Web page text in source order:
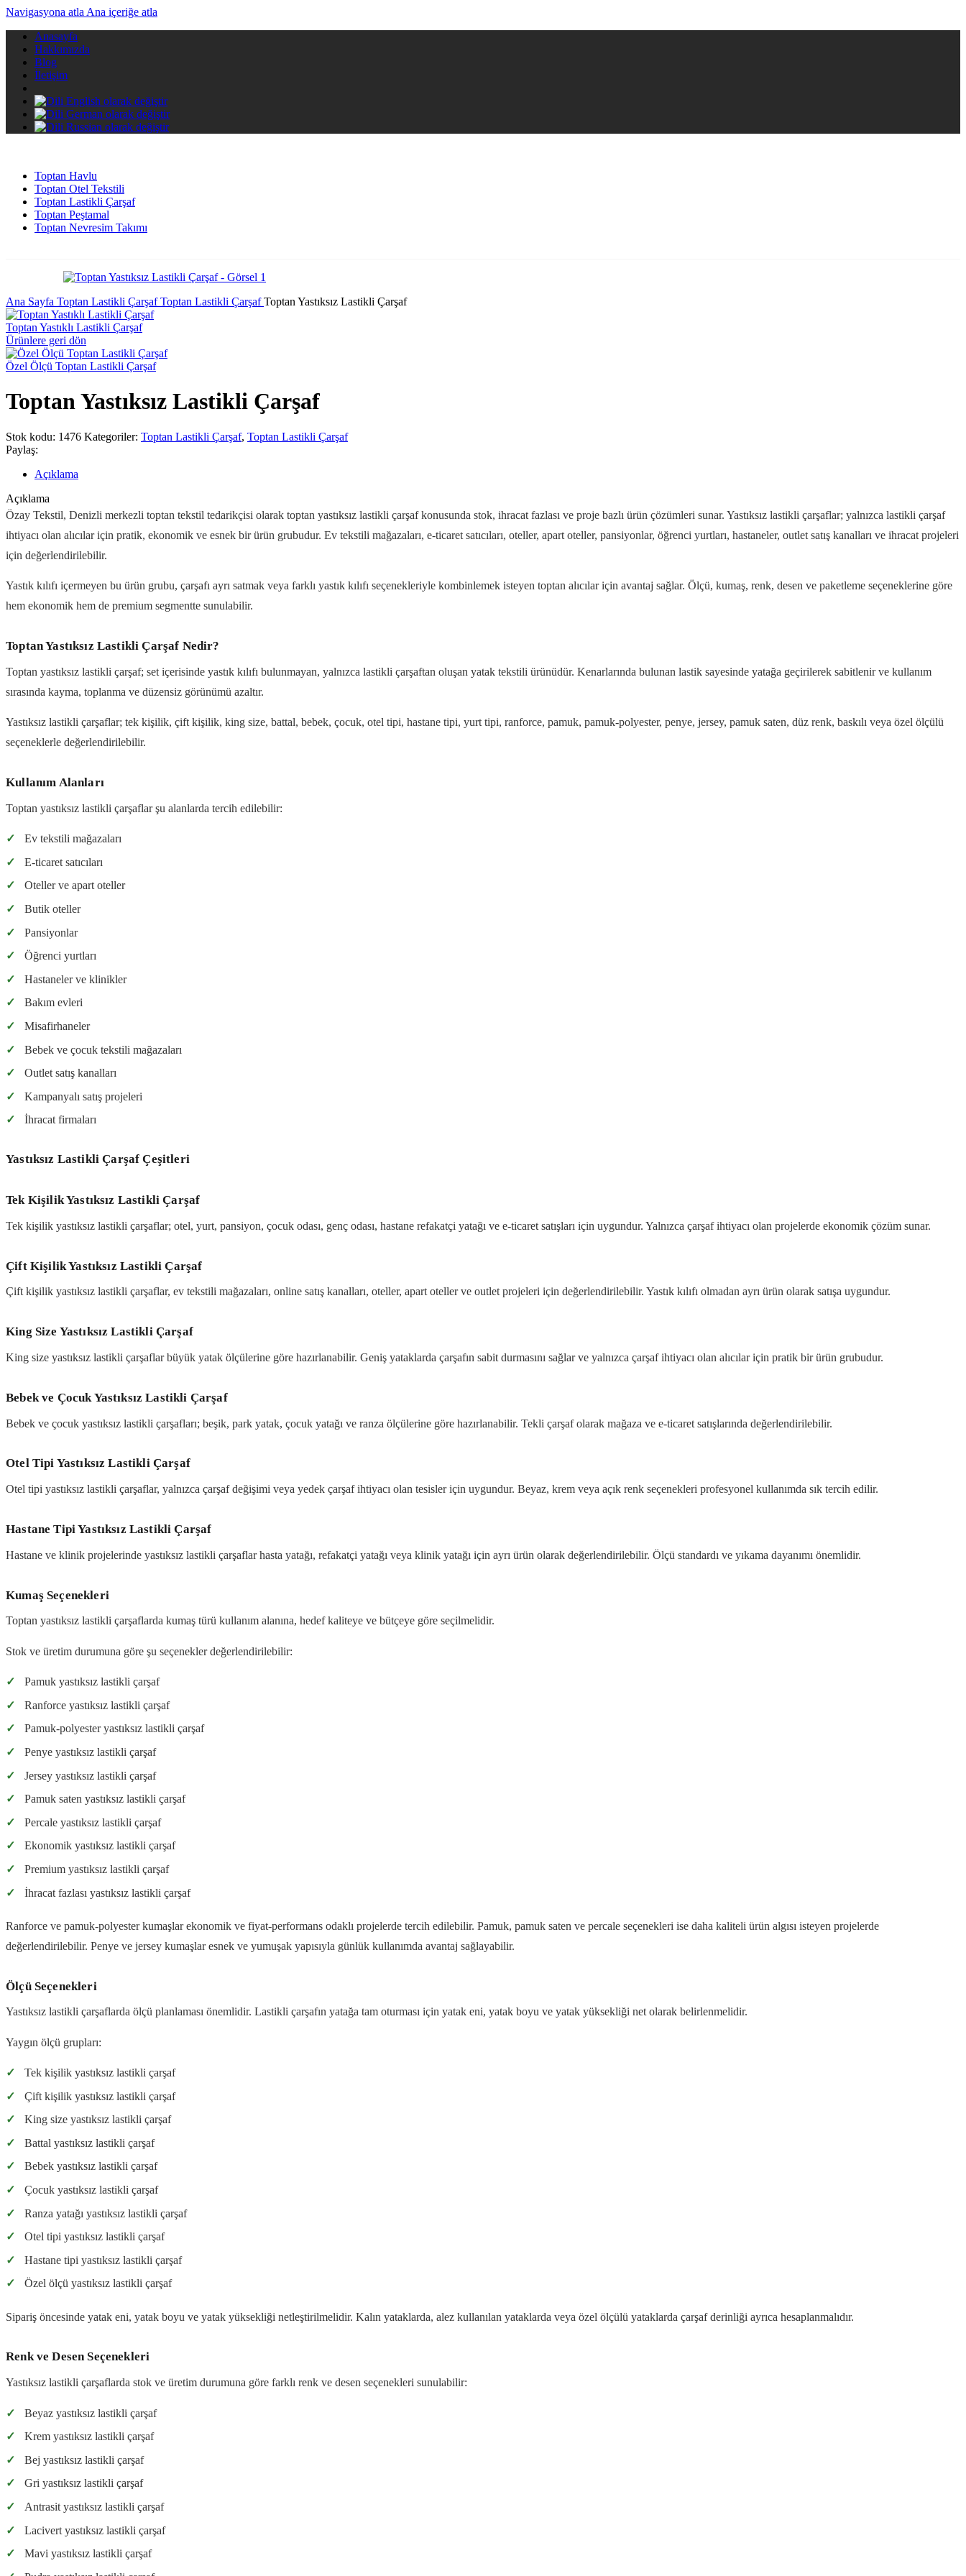
Navigasyona atla Ana içeriğe atla
Anasayfa
Hakkımızda
Blog
İletişim
Toptan Havlu
Toptan Otel Tekstili
Toptan Lastikli Çarşaf
Toptan Peştamal
Toptan Nevresim Takımı
Ana Sayfa Toptan Lastikli ÇarşafToptan Lastikli ÇarşafToptan Yastıksız Lastikli Çarşaf
Toptan Yastıklı Lastikli Çarşaf
Ürünlere geri dön
Özel Ölçü Toptan Lastikli Çarşaf
Toptan Yastıksız Lastikli Çarşaf
Stok kodu: 1476 Kategoriler: Toptan Lastikli Çarşaf, Toptan Lastikli Çarşaf
Paylaş:
Açıklama
Açıklama
Özay Tekstil, Denizli merkezli toptan tekstil tedarikçisi olarak toptan yastıksız lastikli çarşaf konusunda stok, ihracat fazlası ve proje bazlı ürün çözümleri sunar. Yastıksız lastikli çarşaflar; yalnızca lastikli çarşaf
ihtiyacı olan alıcılar için pratik, ekonomik ve esnek bir ürün grubudur. Ev tekstili mağazaları, e-ticaret satıcıları, oteller, apart oteller, pansiyonlar, öğrenci yurtları, hastaneler, outlet satış kanalları ve ihracat projeleri
için değerlendirilebilir.
Yastık kılıfı içermeyen bu ürün grubu, çarşafı ayrı satmak veya farklı yastık kılıfı seçenekleriyle kombinlemek isteyen toptan alıcılar için avantaj sağlar. Ölçü, kumaş, renk, desen ve paketleme seçeneklerine göre
hem ekonomik hem de premium segmentte sunulabilir.
Toptan Yastıksız Lastikli Çarşaf Nedir?
Toptan yastıksız lastikli çarşaf; set içerisinde yastık kılıfı bulunmayan, yalnızca lastikli çarşaftan oluşan yatak tekstili ürünüdür. Kenarlarında bulunan lastik sayesinde yatağa geçirilerek sabitlenir ve kullanım
sırasında kayma, toplanma ve düzensiz görünümü azaltır.
Yastıksız lastikli çarşaflar; tek kişilik, çift kişilik, king size, battal, bebek, çocuk, otel tipi, hastane tipi, yurt tipi, ranforce, pamuk, pamuk-polyester, penye, jersey, pamuk saten, düz renk, baskılı veya özel ölçülü
seçeneklerle değerlendirilebilir.
Kullanım Alanları
Toptan yastıksız lastikli çarşaflar şu alanlarda tercih edilebilir:
✓
Ev tekstili mağazaları
✓
E-ticaret satıcıları
✓
Oteller ve apart oteller
✓
Butik oteller
✓
Pansiyonlar
✓
Öğrenci yurtları
✓
Hastaneler ve klinikler
✓
Bakım evleri
✓
Misafirhaneler
✓
Bebek ve çocuk tekstili mağazaları
✓
Outlet satış kanalları
✓
Kampanyalı satış projeleri
✓
İhracat firmaları
Yastıksız Lastikli Çarşaf Çeşitleri
Tek Kişilik Yastıksız Lastikli Çarşaf
Tek kişilik yastıksız lastikli çarşaflar; otel, yurt, pansiyon, çocuk odası, genç odası, hastane refakatçi yatağı ve e-ticaret satışları için uygundur. Yalnızca çarşaf ihtiyacı olan projelerde ekonomik çözüm sunar.
Çift Kişilik Yastıksız Lastikli Çarşaf
Çift kişilik yastıksız lastikli çarşaflar, ev tekstili mağazaları, online satış kanalları, oteller, apart oteller ve outlet projeleri için değerlendirilebilir. Yastık kılıfı olmadan ayrı ürün olarak satışa uygundur.
King Size Yastıksız Lastikli Çarşaf
King size yastıksız lastikli çarşaflar büyük yatak ölçülerine göre hazırlanabilir. Geniş yataklarda çarşafın sabit durmasını sağlar ve yalnızca çarşaf ihtiyacı olan alıcılar için pratik bir ürün grubudur.
Bebek ve Çocuk Yastıksız Lastikli Çarşaf
Bebek ve çocuk yastıksız lastikli çarşafları; beşik, park yatak, çocuk yatağı ve ranza ölçülerine göre hazırlanabilir. Tekli çarşaf olarak mağaza ve e-ticaret satışlarında değerlendirilebilir.
Otel Tipi Yastıksız Lastikli Çarşaf
Otel tipi yastıksız lastikli çarşaflar, yalnızca çarşaf değişimi veya yedek çarşaf ihtiyacı olan tesisler için uygundur. Beyaz, krem veya açık renk seçenekleri profesyonel kullanımda sık tercih edilir.
Hastane Tipi Yastıksız Lastikli Çarşaf
Hastane ve klinik projelerinde yastıksız lastikli çarşaflar hasta yatağı, refakatçi yatağı veya klinik yatağı için ayrı ürün olarak değerlendirilebilir. Ölçü standardı ve yıkama dayanımı önemlidir.
Kumaş Seçenekleri
Toptan yastıksız lastikli çarşaflarda kumaş türü kullanım alanına, hedef kaliteye ve bütçeye göre seçilmelidir.
Stok ve üretim durumuna göre şu seçenekler değerlendirilebilir:
✓
Pamuk yastıksız lastikli çarşaf
✓
Ranforce yastıksız lastikli çarşaf
✓
Pamuk-polyester yastıksız lastikli çarşaf
✓
Penye yastıksız lastikli çarşaf
✓
Jersey yastıksız lastikli çarşaf
✓
Pamuk saten yastıksız lastikli çarşaf
✓
Percale yastıksız lastikli çarşaf
✓
Ekonomik yastıksız lastikli çarşaf
✓
Premium yastıksız lastikli çarşaf
✓
İhracat fazlası yastıksız lastikli çarşaf
Ranforce ve pamuk-polyester kumaşlar ekonomik ve fiyat-performans odaklı projelerde tercih edilebilir. Pamuk, pamuk saten ve percale seçenekleri ise daha kaliteli ürün algısı isteyen projelerde
değerlendirilebilir. Penye ve jersey kumaşlar esnek ve yumuşak yapısıyla günlük kullanımda avantaj sağlayabilir.
Ölçü Seçenekleri
Yastıksız lastikli çarşaflarda ölçü planlaması önemlidir. Lastikli çarşafın yatağa tam oturması için yatak eni, yatak boyu ve yatak yüksekliği net olarak belirlenmelidir.
Yaygın ölçü grupları:
✓
Tek kişilik yastıksız lastikli çarşaf
✓
Çift kişilik yastıksız lastikli çarşaf
✓
King size yastıksız lastikli çarşaf
✓
Battal yastıksız lastikli çarşaf
✓
Bebek yastıksız lastikli çarşaf
✓
Çocuk yastıksız lastikli çarşaf
✓
Ranza yatağı yastıksız lastikli çarşaf
✓
Otel tipi yastıksız lastikli çarşaf
✓
Hastane tipi yastıksız lastikli çarşaf
✓
Özel ölçü yastıksız lastikli çarşaf
Sipariş öncesinde yatak eni, yatak boyu ve yatak yüksekliği netleştirilmelidir. Kalın yataklarda, alez kullanılan yataklarda veya özel ölçülü yataklarda çarşaf derinliği ayrıca hesaplanmalıdır.
Renk ve Desen Seçenekleri
Yastıksız lastikli çarşaflarda stok ve üretim durumuna göre farklı renk ve desen seçenekleri sunulabilir:
✓
Beyaz yastıksız lastikli çarşaf
✓
Krem yastıksız lastikli çarşaf
✓
Bej yastıksız lastikli çarşaf
✓
Gri yastıksız lastikli çarşaf
✓
Antrasit yastıksız lastikli çarşaf
✓
Lacivert yastıksız lastikli çarşaf
✓
Mavi yastıksız lastikli çarşaf